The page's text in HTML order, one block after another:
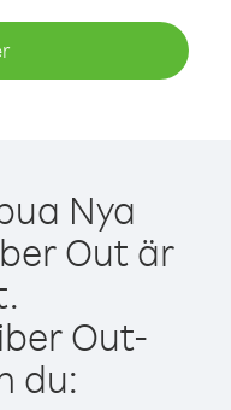
Nya
Out är
Out-
du: